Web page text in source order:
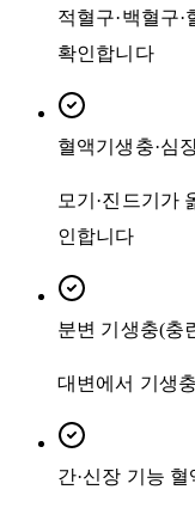
적혈구·백혈구
확인합니다
혈액기생충·심
모기·진드기가
인합니다
분변 기생충(충
대변에서 기생
간·신장 기능